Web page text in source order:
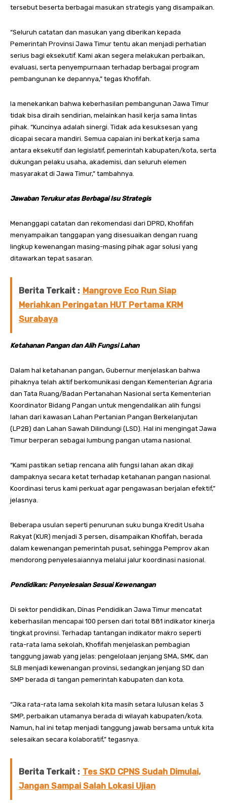
tersebut beserta berbagai masukan strategis yang disampaikan.
“Seluruh catatan dan masukan yang diberikan kepada
Pemerintah Provinsi Jawa Timur tentu akan menjadi perhatian
serius bagi eksekutif. Kami akan segera melakukan perbaikan,
evaluasi, serta penyempurnaan terhadap berbagai program
pembangunan ke depannya,” tegas Khofifah.
Ia menekankan bahwa keberhasilan pembangunan Jawa Timur
tidak bisa diraih sendirian, melainkan hasil kerja sama lintas
pihak. “Kuncinya adalah sinergi. Tidak ada kesuksesan yang
dicapai secara mandiri. Semua capaian ini berkat kerja sama
antara eksekutif dan legislatif, pemerintah kabupaten/kota, serta
dukungan pelaku usaha, akademisi, dan seluruh elemen
masyarakat di Jawa Timur,” tambahnya.
Jawaban Terukur atas Berbagai Isu Strategis
Menanggapi catatan dan rekomendasi dari DPRD, Khofifah
menyampaikan tanggapan yang disesuaikan dengan ruang
lingkup kewenangan masing-masing pihak agar solusi yang
ditawarkan tepat sasaran.
Berita Terkait : Mangrove Eco Run Siap
Meriahkan Peringatan HUT Pertama KRM
Surabaya
Ketahanan Pangan dan Alih Fungsi Lahan
Dalam hal ketahanan pangan, Gubernur menjelaskan bahwa
pihaknya telah aktif berkomunikasi dengan Kementerian Agraria
dan Tata Ruang/Badan Pertanahan Nasional serta Kementerian
Koordinator Bidang Pangan untuk mengendalikan alih fungsi
lahan dari kawasan Lahan Pertanian Pangan Berkelanjutan
(LP2B) dan Lahan Sawah Dilindungi (LSD). Hal ini mengingat Jawa
Timur berperan sebagai lumbung pangan utama nasional.
“Kami pastikan setiap rencana alih fungsi lahan akan dikaji
dampaknya secara ketat terhadap ketahanan pangan nasional.
Koordinasi terus kami perkuat agar pengawasan berjalan efektif,”
jelasnya.
Beberapa usulan seperti penurunan suku bunga Kredit Usaha
Rakyat (KUR) menjadi 3 persen, disampaikan Khofifah, berada
dalam kewenangan pemerintah pusat, sehingga Pemprov akan
mendorong penyelesaiannya melalui jalur koordinasi nasional.
Pendidikan: Penyelesaian Sesuai Kewenangan
Di sektor pendidikan, Dinas Pendidikan Jawa Timur mencatat
keberhasilan mencapai 100 persen dari total 881 indikator kinerja
tingkat provinsi. Terhadap tantangan indikator makro seperti
rata-rata lama sekolah, Khofifah menjelaskan pembagian
tanggung jawab yang jelas: pengelolaan jenjang SMA, SMK, dan
SLB menjadi kewenangan provinsi, sedangkan jenjang SD dan
SMP berada di tangan pemerintah kabupaten dan kota.
“Jika rata-rata lama sekolah kita masih setara lulusan kelas 3
SMP, perbaikan utamanya berada di wilayah kabupaten/kota.
Namun, hal ini tetap menjadi tanggung jawab bersama untuk kita
selesaikan secara kolaboratif,” tegasnya.
Berita Terkait : Tes SKD CPNS Sudah Dimulai,
Jangan Sampai Salah Lokasi Ujian